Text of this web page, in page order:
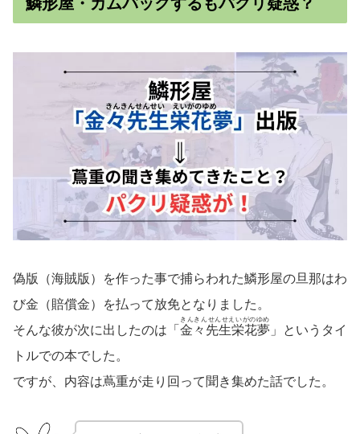
偽版（海賊版）を作った事で捕らわれた鱗形屋の旦那はわ
び金（賠償金）を払って放免となりました。
そんな彼が次に出したのは「 金々先生栄花夢
きんきんせんせえいがのゆめ
」というタイ
トルでの本でした。
ですが、内容は蔦重が走り回って聞き集めた話でした。